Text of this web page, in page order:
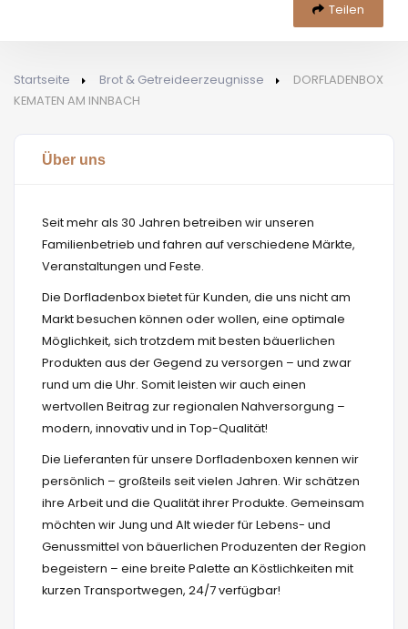
Teilen
Startseite Brot & Getreideerzeugnisse
DORFLADENBOX
KEMATEN AM INNBACH
Über uns
Seit mehr als 30 Jahren betreiben wir unseren
Familienbetrieb und fahren auf verschiedene Märkte,
Veranstaltungen und Feste.
Die Dorfladenbox bietet für Kunden, die uns nicht am
Markt besuchen können oder wollen, eine optimale
Möglichkeit, sich trotzdem mit besten bäuerlichen
Produkten aus der Gegend zu versorgen – und zwar
rund um die Uhr. Somit leisten wir auch einen
wertvollen Beitrag zur regionalen Nahversorgung –
modern, innovativ und in Top-Qualität!
Die Lieferanten für unsere Dorfladenboxen kennen wir
persönlich – großteils seit vielen Jahren. Wir schätzen
ihre Arbeit und die Qualität ihrer Produkte. Gemeinsam
möchten wir Jung und Alt wieder für Lebens- und
Genussmittel von bäuerlichen Produzenten der Region
begeistern – eine breite Palette an Köstlichkeiten mit
kurzen Transportwegen, 24/7 verfügbar!